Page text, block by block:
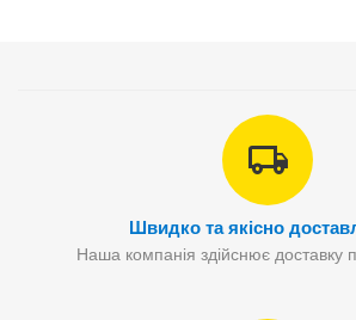
Швидко та якісно
Наша компанія здійснює доставку